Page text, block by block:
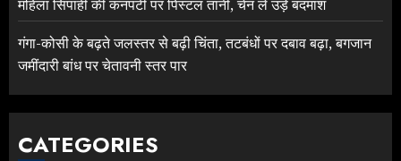
महिला सिपाही की कनपटी पर पिस्टल तानी, चेन ले उड़े बदमाश
गंगा-कोसी के बढ़ते जलस्तर से बढ़ी चिंता, तटबंधों पर दबाव बढ़ा, बगजान
जमींदारी बांध पर चेतावनी स्तर पार
CATEGORIES